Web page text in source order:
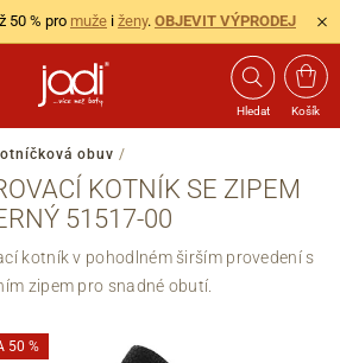
50 % pro muže i ženy. OBJEVIT VÝPRODEJ
Hledat Košík
obuv /
KOTNÍK SE ZIPEM
51517-00
kotník v pohodlném širším provedení s
zipem pro snadné obutí.
50 %